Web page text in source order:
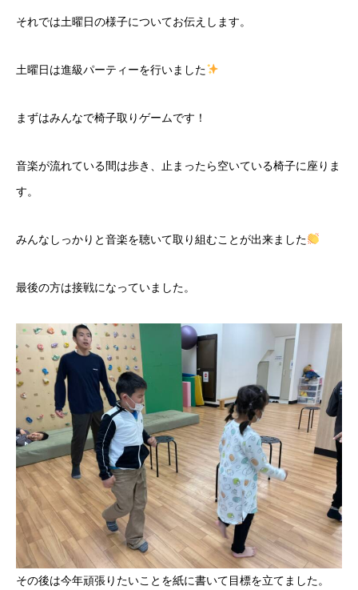
それでは土曜日の様子についてお伝えします。
土曜日は進級パーティーを行いました
まずはみんなで椅子取りゲームです！
音楽が流れている間は歩き、止まったら空いている椅子に座りま
す。
みんなしっかりと音楽を聴いて取り組むことが出来ました
最後の方は接戦になっていました。
その後は今年頑張りたいことを紙に書いて目標を立てました。